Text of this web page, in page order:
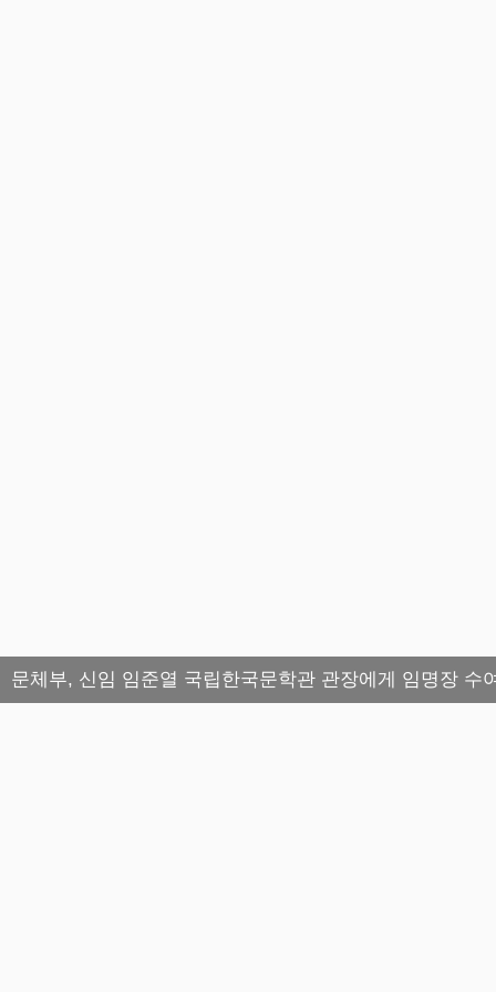
문체부, 신임 임준열 국립한국문학관 관장에게 임명장 수